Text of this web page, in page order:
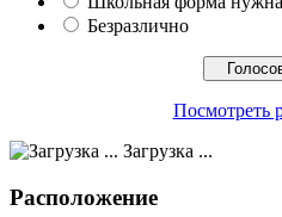
Безразлично
Посмотреть
Загрузка ...
Расположение